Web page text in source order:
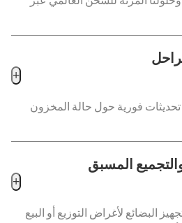
+
فورية حول حالة المخزون
المسبق
+
البضائع لأغراض التوزيع أو البيع